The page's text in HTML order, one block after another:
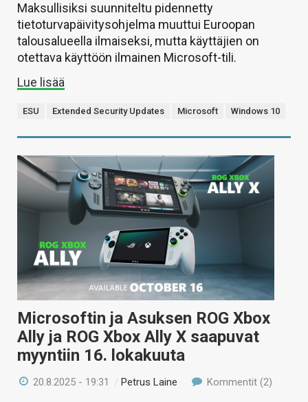
Maksullisiksi suunniteltu pidennetty
tietoturvapäivitysohjelma muuttui Euroopan
talousalueella ilmaiseksi, mutta käyttäjien on
otettava käyttöön ilmainen Microsoft-tili.
Lue lisää
ESU Extended Security Updates Microsoft Windows 10
Microsoftin ja Asuksen ROG Xbox
Ally ja ROG Xbox Ally X saapuvat
myyntiin 16. lokakuuta
20.8.2025 - 19:31 /Petrus Laine Kommentit (2)